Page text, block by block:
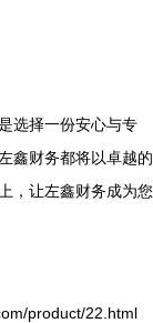
选择一份安心与专
鑫财务都将以卓越的
，让左鑫财务成为您
product/22.html